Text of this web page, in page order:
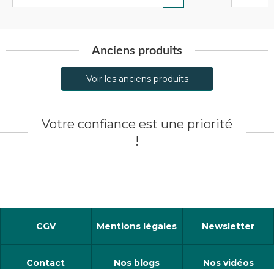
Anciens produits
Voir les anciens produits
Votre confiance est une priorité
!
CGV Mentions légales Newsletter
Contact Nos blogs Nos vidéos